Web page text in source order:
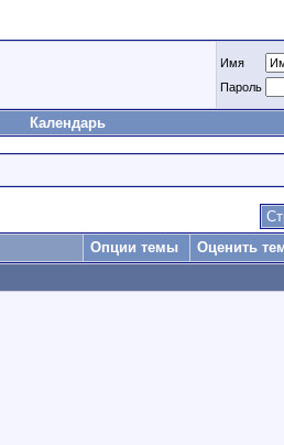
Имя
Пароль
Календарь
Опции темы Оценить